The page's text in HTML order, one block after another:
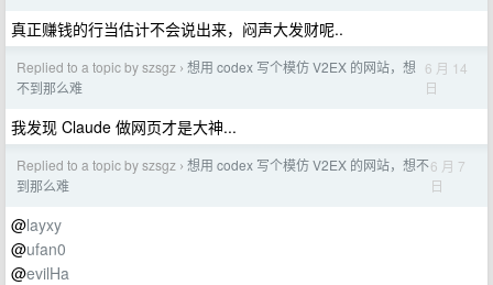
真正赚钱的行当估计不会说出来，闷声大发财呢..
Replied to a topic by szsgz › 想用 codex 写个模仿 V2EX 的网站，想
不到那么难
6 月 14
日
我发现 Claude 做网页才是大神...
Replied to a topic by szsgz › 想用 codex 写个模仿 V2EX 的网站，想不
到那么难
6 月 7
日
@layxy
@ufan0
@evilHa